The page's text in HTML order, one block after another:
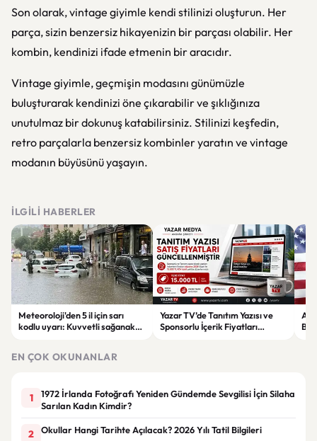
Son olarak, vintage giyimle kendi stilinizi oluşturun. Her
parça, sizin benzersiz hikayenizin bir parçası olabilir. Her
kombin, kendinizi ifade etmenin bir aracıdır.
Vintage giyimle, geçmişin modasını günümüzle
buluşturarak kendinizi öne çıkarabilir ve şıklığınıza
unutulmaz bir dokunuş katabilirsiniz. Stilinizi keşfedin,
retro parçalarla benzersiz kombinler yaratın ve vintage
modanın büyüsünü yaşayın.
İLGILI HABERLER
Meteoroloji'den 5 il için sarı
kodlu uyarı: Kuvvetli sağanak
Yazar TV’de Tanıtım Yazısı ve
Sponsorlu İçerik Fiyatları
EN ÇOK OKUNANLAR
1
1972 İrlanda Fotoğrafı Yeniden Gündemde Sevgilisi İçin Silaha
Sarılan Kadın Kimdir?
2 Okullar Hangi Tarihte Açılacak? 2026 Yılı Tatil Bilgileri